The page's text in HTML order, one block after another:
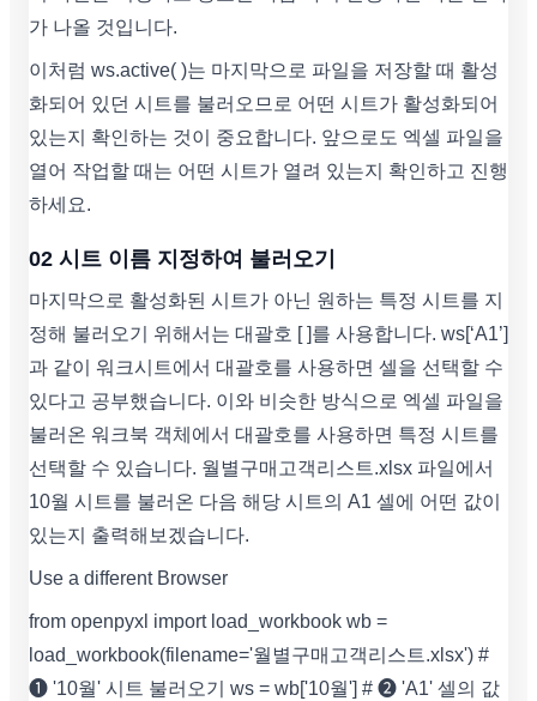
가 나올 것입니다.
이처럼 ws.active( )는 마지막으로 파일을 저장할 때 활성
화되어 있던 시트를 불러오므로 어떤 시트가 활성화되어
있는지 확인하는 것이 중요합니다. 앞으로도 엑셀 파일을
열어 작업할 때는 어떤 시트가 열려 있는지 확인하고 진행
하세요.
02 시트 이름 지정하여 불러오기
마지막으로 활성화된 시트가 아닌 원하는 특정 시트를 지
정해 불러오기 위해서는 대괄호 [ ]를 사용합니다. ws[‘A1’]
과 같이 워크시트에서 대괄호를 사용하면 셀을 선택할 수
있다고 공부했습니다. 이와 비슷한 방식으로 엑셀 파일을
불러온 워크북 객체에서 대괄호를 사용하면 특정 시트를
선택할 수 있습니다. 월별구매고객리스트.xlsx 파일에서
10월 시트를 불러온 다음 해당 시트의 A1 셀에 어떤 값이
있는지 출력해보겠습니다.
Use a different Browser
from openpyxl import load_workbook wb =
load_workbook(filename='월별구매고객리스트.xlsx') #
❶ '10월' 시트 불러오기 ws = wb['10월'] # ❷ 'A1' 셀의 값